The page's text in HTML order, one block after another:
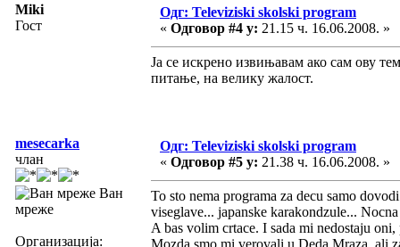
Miki
Гост
Одг: Televiziski skolski program
« Одговор #4 у: 21.15 ч. 16.06.2008. »
Ја се искрено извињавам ако сам ову
питање, на велику жалост.
mesecarka
члан
Ван
мреже
Организација:
Одг: Televiziski skolski program
« Одговор #5 у: 21.38 ч. 16.06.2008. »
To sto nema programa za decu samo
viseglave... japanske karakondzule...
A bas volim crtace. I sada mi nedostaju
Mozda smo mi verovali u Deda Mraza, ali